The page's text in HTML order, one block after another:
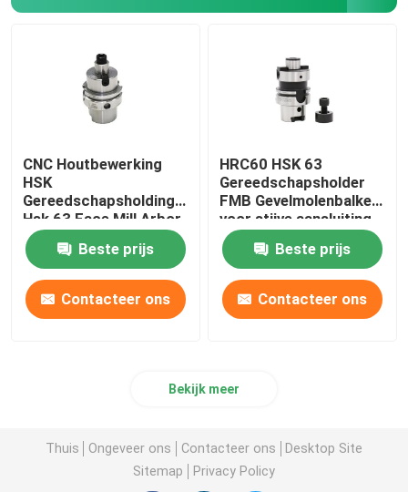
CNC Houtbewerking
HSK
Gereedschapsholding
Hsk 63 Face Mill Arbor
High Precision
Beste prijs
Contacteer ons
HRC60 HSK 63
Gereedschapsholder
FMB Gevelmolenbalken
voor stijve aansluiting
Beste prijs
Contacteer ons
Bekijk meer
Thuis Ongeveer ons Contacteer ons
Desktop Site
Sitemap
Privacy Policy